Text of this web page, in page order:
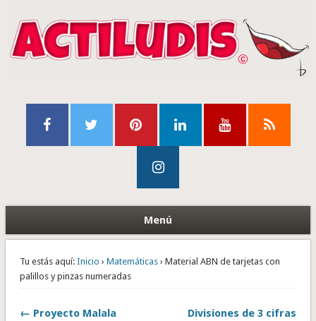
Menú
Tu estás aquí: Inicio › Matemáticas› Material ABN de tarjetas con
palillos y pinzas numeradas
← Proyecto Malala
Divisiones de 3 cifras